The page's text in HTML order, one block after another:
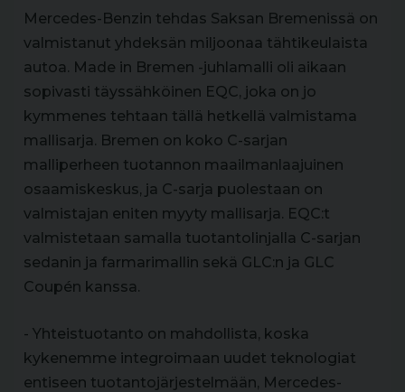
Mercedes-Benzin tehdas Saksan Bremenissä on
valmistanut yhdeksän miljoonaa tähtikeulaista
autoa. Made in Bremen -juhlamalli oli aikaan
sopivasti täyssähköinen EQC, joka on jo
kymmenes tehtaan tällä hetkellä valmistama
mallisarja. Bremen on koko C-sarjan
malliperheen tuotannon maailmanlaajuinen
osaamiskeskus, ja C-sarja puolestaan on
valmistajan eniten myyty mallisarja. EQC:t
valmistetaan samalla tuotantolinjalla C-sarjan
sedanin ja farmarimallin sekä GLC:n ja GLC
Coupén kanssa.
- Yhteistuotanto on mahdollista, koska
kykenemme integroimaan uudet teknologiat
entiseen tuotantojärjestelmään, Mercedes-